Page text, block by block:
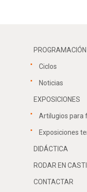
PROGRAMACIÓN
Ciclos
Noticias
EXPOSICIONES
Artilugios para
Exposiciones
DIDÁCTICA
RODAR EN
CONTACTAR